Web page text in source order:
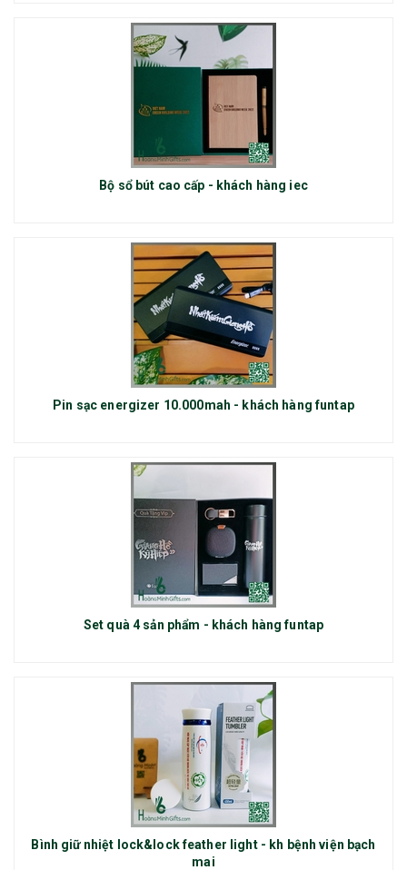
Bộ sổ bút cao cấp - khách hàng iec
Pin sạc energizer 10.000mah - khách hàng funtap
Set quà 4 sản phẩm - khách hàng funtap
Bình giữ nhiệt lock&lock feather light - kh bệnh viện bạch
mai